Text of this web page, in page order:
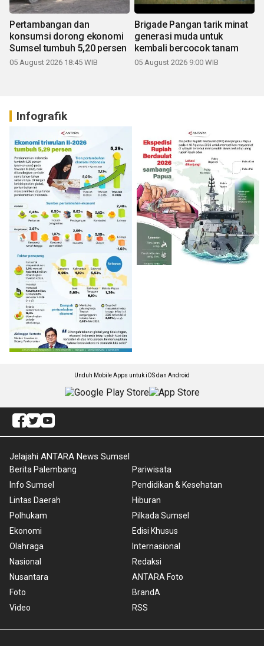
Pertambangan dan
konsumsi dorong ekonomi
Sumsel tumbuh 5,20 persen
05 August 2026 18:45 WIB
Brigade Pangan tarik minat
generasi muda untuk
kembali bercocok tanam
05 August 2026 9:00 WIB
Infografik
Unduh Mobile Apps untuk iOS dan Android
Jelajahi ANTARA News Sumsel
Berita Palembang
Info Sumsel
Lintas Daerah
Polhukam
Ekonomi
Olahraga
Nasional
Nusantara
Foto
Video
Pariwisata
Pendidikan & Kesehatan
Hiburan
Pilkada Sumsel
Edisi Khusus
Internasional
Redaksi
ANTARA Foto
BrandA
RSS